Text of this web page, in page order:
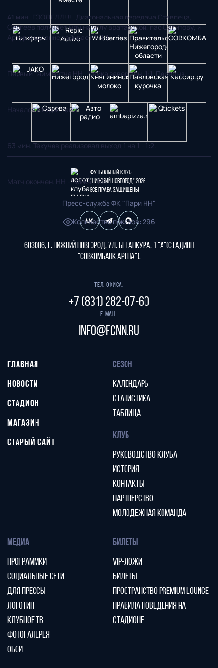
41 мин . ГООЛЛЛЛ!!!! Диагональная передача Ставпеца,
Сергеев получает мяч на углу вратарской, пас Сагитову, и
Артур в касание забивает!!! 1:1.
Первый тайм матча НН - Чайка завершен. 1:1. Перерыв.
Начался второй тайм.
63 мин. Текучев реализовал выход 1 на 1 - 1:2.
Матч окончен. НН - Чайка - 1:2.
Пресс-служба ФК "Пари НН"
Количество показов: 296
Футбольный клуб
"Нижний Новгород" 2026
Все права защищены
603086, г. Нижний Новгород, ул. Бетанкура, 1 "А"(стадион
"СОВКОМБАНК АРЕНА").
Тел. офиса:
+7 (831) 282-07-60
E-mail:
info@fcnn.ru
ГЛАВНАЯ
НОВОСТИ
СТАДИОН
МАГАЗИН
СТАРЫЙ САЙТ
СЕЗОН
КАЛЕНДАРЬ
СТАТИСТИКА
ТАБЛИЦА
КЛУБ
РУКОВОДСТВО КЛУБА
ИСТОРИЯ
КОНТАКТЫ
ПАРТНЕРСТВО
МОЛОДЕЖНАЯ КОМАНДА
МЕДИА
ПРОГРАММКИ
СОЦИАЛЬНЫЕ СЕТИ
ДЛЯ ПРЕССЫ
ЛОГОТИП
КЛУБНОЕ ТВ
ФОТОГАЛЕРЕЯ
ОБОИ
БИЛЕТЫ
VIP-ЛОЖИ
БИЛЕТЫ
ПРОСТРАНСТВО PREMIUM LOUNGE
ПРАВИЛА ПОВЕДЕНИЯ НА
СТАДИОНЕ